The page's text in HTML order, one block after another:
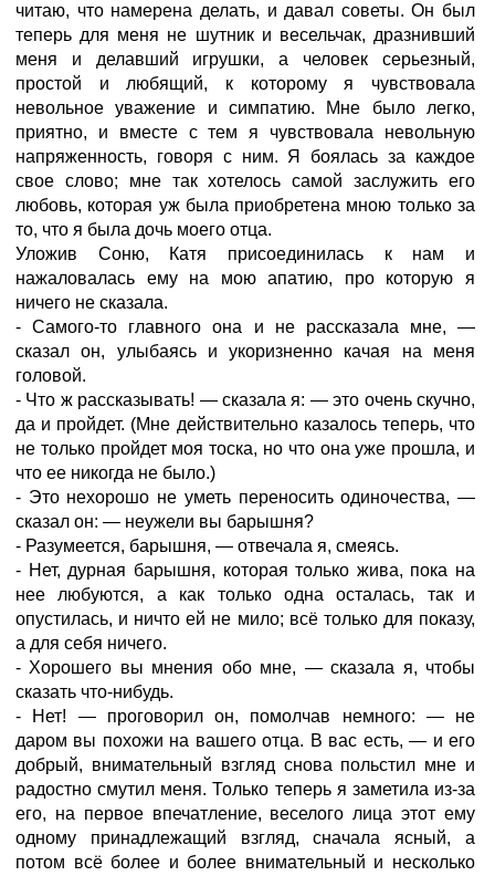
читаю, что намерена делать, и давал советы. Он был
теперь для меня не шутник и весельчак, дразнивший
меня и делавший игрушки, а человек серьезный,
простой и любящий, к которому я чувствовала
невольное уважение и симпатию. Мне было легко,
приятно, и вместе с тем я чувствовала невольную
напряженность, говоря с ним. Я боялась за каждое
свое слово; мне так хотелось самой заслужить его
любовь, которая уж была приобретена мною только за
то, что я была дочь моего отца.
Уложив Соню, Катя присоединилась к нам и
нажаловалась ему на мою апатию, про которую я
ничего не сказала.
- Самого-то главного она и не рассказала мне, —
сказал он, улыбаясь и укоризненно качая на меня
головой.
- Что ж рассказывать! — сказала я: — это очень скучно,
да и пройдет. (Мне действительно казалось теперь, что
не только пройдет моя тоска, но что она уже прошла, и
что ее никогда не было.)
- Это нехорошо не уметь переносить одиночества, —
сказал он: — неужели вы барышня?
- Разумеется, барышня, — отвечала я, смеясь.
- Нет, дурная барышня, которая только жива, пока на
нее любуются, а как только одна осталась, так и
опустилась, и ничто ей не мило; всё только для показу,
а для себя ничего.
- Хорошего вы мнения обо мне, — сказала я, чтобы
сказать что-нибудь.
- Нет! — проговорил он, помолчав немного: — не
даром вы похожи на вашего отца. В вас есть, — и его
добрый, внимательный взгляд снова польстил мне и
радостно смутил меня. Только теперь я заметила из-за
его, на первое впечатление, веселого лица этот ему
одному принадлежащий взгляд, сначала ясный, а
потом всё более и более внимательный и несколько